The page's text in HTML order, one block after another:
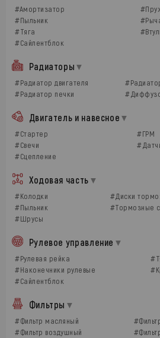
#Амортизатор
#Пыльник
#Тяга
#Сайлентблок
Радиаторы
#Радиатор двигателя
#Радиатор печки
Двигатель и навесное
#Стартер
#ГРМ
#Свечи
#Сцепление
Ходовая часть
#Колодки
#Диски
#Пыльник
#Тормозные
#Шрусы
Рулевое управление
#Рулевая рейка
#Наконечники рулевые
#Сайлентблок
Фильтры
#Фильтр масляный
#Фильтр воздушный